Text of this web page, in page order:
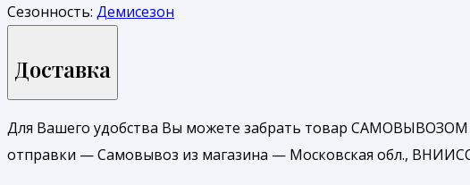
Сезонность: Демисезон
Доставка
Для Вашего удобства Вы можете забрать товар САМОВЫВОЗОМ
отправки — Самовывоз из магазина — Московская обл.,